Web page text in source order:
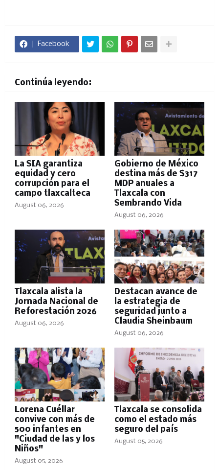
Facebook
Continúa leyendo:
La SIA garantiza
equidad y cero
corrupción para el
campo tlaxcalteca
August 06, 2026
Gobierno de México
destina más de $317
MDP anuales a
Tlaxcala con
Sembrando Vida
August 06, 2026
Tlaxcala alista la
Jornada Nacional de
Reforestación 2026
August 06, 2026
Destacan avance de
la estrategia de
seguridad junto a
Claudia Sheinbaum
August 06, 2026
Lorena Cuéllar
convive con más de
500 infantes en
"Ciudad de las y los
Niños"
August 05, 2026
Tlaxcala se consolida
como el estado más
seguro del país
August 05, 2026